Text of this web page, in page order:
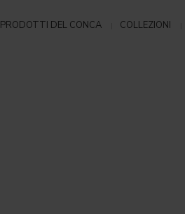
PRODOTTI DEL CONCA COLLEZIONI